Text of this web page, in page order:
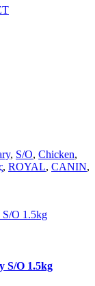
, S/O, Chicken,
, ROYAL, CANIN,
S/O 1.5kg